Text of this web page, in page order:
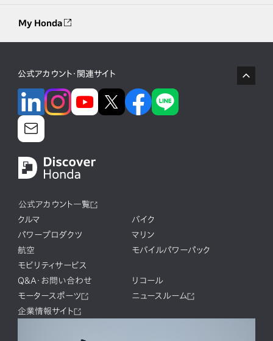
My Honda
公式アカウント・関連サイト
公式アカウント一覧
クルマ
バイク
パワープロダクツ
マリン
航空
モバイルパワーパック
モビリティサービス
Q&A・お問い合わせ
リコール
モータースポーツ
ニュースルーム
企業情報サイト